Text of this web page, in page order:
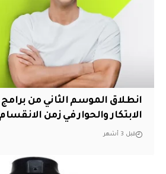
انطلاق الموسم الثاني من
الابتكار والحوار في زمن
قبل 3 أشهر